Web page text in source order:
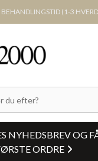
(1-3
NYHEDSBREV OG
ORDRE